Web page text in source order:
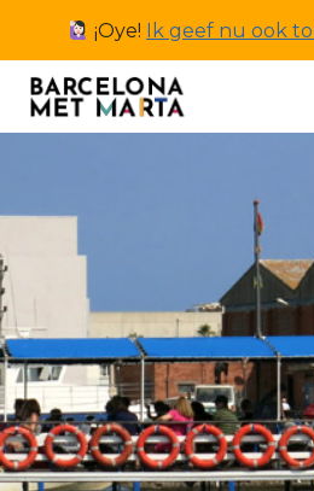
inhoud
¡Oye! Ik geef nu ook